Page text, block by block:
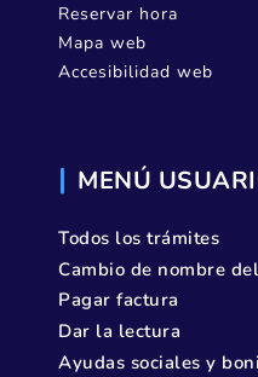
Reservar hora
Mapa web
Accesibilidad web
MENÚ
Todos los trámites
Cambio de nombre
Pagar factura
Dar la lectura
Ayudas sociales y